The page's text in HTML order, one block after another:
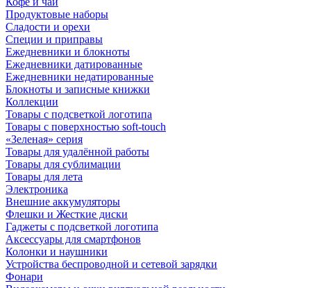
Продуктовые наборы
Сладости и орехи
Специи и приправы
Ежедневники и блокноты
Ежедневники датированные
Ежедневники недатированные
Блокноты и записные книжки
Коллекции
Товары с подсветкой логотипа
Товары с поверхностью soft-touch
«Зеленая» серия
Товары для удалённой работы
Товары для сублимации
Товары для лета
Электроника
Внешние аккумуляторы
Флешки и Жесткие диски
Гаджеты с подсветкой логотипа
Аксессуары для смартфонов
Колонки и наушники
Устройства беспроводной и сетевой зарядки
Фонари